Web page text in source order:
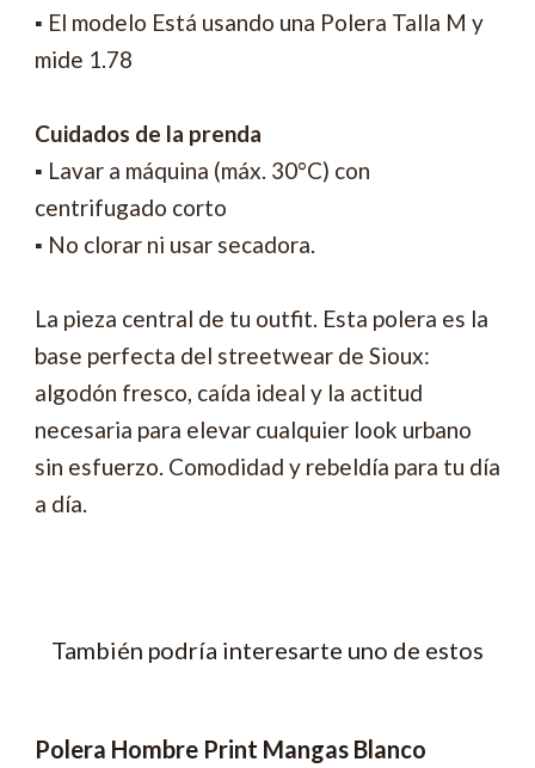
▪ El modelo Está usando una Polera Talla M y
mide 1.78
Cuidados de la prenda
▪ Lavar a máquina (máx. 30°C) con
centrifugado corto
▪ No clorar ni usar secadora.
La pieza central de tu outfit. Esta polera es la
base perfecta del streetwear de Sioux:
algodón fresco, caída ideal y la actitud
necesaria para elevar cualquier look urbano
sin esfuerzo. Comodidad y rebeldía para tu día
a día.
También podría interesarte uno de estos
Polera Hombre Print Mangas Blanco